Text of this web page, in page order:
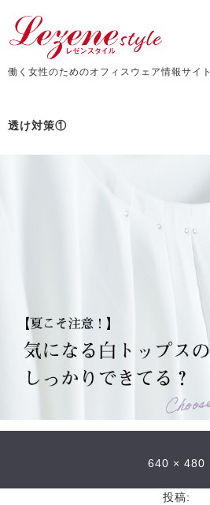
働く女性のためのオフィスウェア情報サイト
透け対策①
640 × 480
投稿: